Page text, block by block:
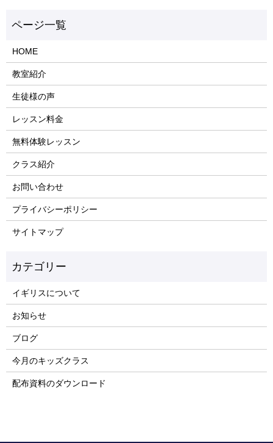
HOME
教室紹介
生徒様の声
レッスン料金
無料体験レッスン
クラス紹介
お問い合わせ
プライバシーポリシー
サイトマップ
イギリスについて
お知らせ
ブログ
今月のキッズクラス
配布資料のダウンロード